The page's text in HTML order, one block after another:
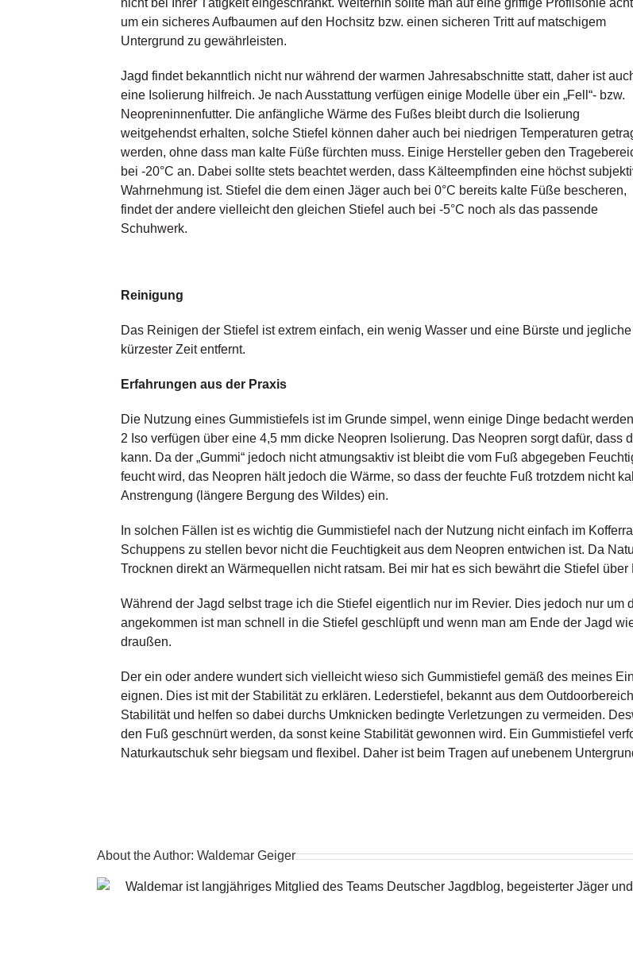
um ein sicheres Aufbaumen auf den Hochsitz bzw. einen sicheren Tritt auf matschigem
Untergrund zu gewährleisten.
Jagd findet bekanntlich nicht nur während der warmen Jahresabschnitte statt, daher ist
eine Isolierung hilfreich. Je nach Ausstattung verfügen einige Modelle über ein „Fell“- bzw.
Neopreninnenfutter. Die anfängliche Wärme des Fußes bleibt durch die Isolierung
weitgehendst erhalten, solche Stiefel können daher auch bei niedrigen Temperaturen
werden, ohne dass man kalte Füße fürchten muss. Einige Hersteller geben den
bei -20°C an. Dabei sollte stets beachtet werden, dass Kälteempfinden eine höchst
Wahrnehmung ist. Stiefel die dem einen Jäger auch bei 0°C bereits kalte Füße bescheren,
findet der andere vielleicht den gleichen Stiefel auch bei -5°C noch als das passende
Schuhwerk.
Reinigung
Das Reinigen der Stiefel ist extrem einfach, ein wenig Wasser und eine Bürste und
kürzester Zeit entfernt.
Erfahrungen aus der Praxis
Die Nutzung eines Gummistiefels ist im Grunde simpel, wenn einige Dinge bedacht
2 Iso verfügen über eine 4,5 mm dicke Neopren Isolierung. Das Neopren sorgt dafür,
kann. Da der „Gummi“ jedoch nicht atmungsaktiv ist bleibt die vom Fuß abgegeben
feucht wird, das Neopren hält jedoch die Wärme, so dass der feuchte Fuß trotzdem nicht
Anstrengung (längere Bergung des Wildes) ein.
In solchen Fällen ist es wichtig die Gummistiefel nach der Nutzung nicht einfach im
Schuppens zu stellen bevor nicht die Feuchtigkeit aus dem Neopren entwichen ist. Da
Trocknen direkt an Wärmequellen nicht ratsam. Bei mir hat es sich bewährt die Stiefel
Während der Jagd selbst trage ich die Stiefel eigentlich nur im Revier. Dies jedoch nur um
angekommen ist man schnell in die Stiefel geschlüpft und wenn man am Ende der Jagd
draußen.
Der ein oder andere wundert sich vielleicht wieso sich Gummistiefel gemäß des meines
eignen. Dies ist mit der Stabilität zu erklären. Lederstiefel, bekannt aus dem
Stabilität und helfen so dabei durchs Umknicken bedingte Verletzungen zu vermeiden.
den Fuß geschnürt werden, da sonst keine Stabilität gewonnen wird. Ein Gummistiefel
Naturkautschuk sehr biegsam und flexibel. Daher ist beim Tragen auf unebenem
About the Author: Waldemar Geiger
Waldemar ist langjähriges Mitglied des Teams Deutscher Jagdblog, begeisterter Jäger